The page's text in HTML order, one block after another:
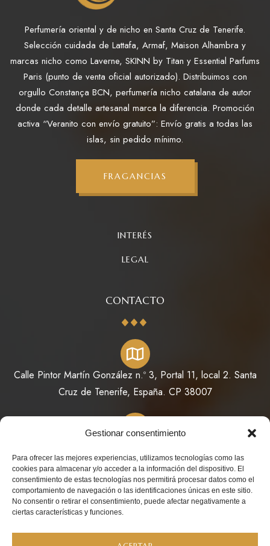
Gestionar consentimiento
Para ofrecer las mejores experiencias, utilizamos tecnologías como las
cookies para almacenar y/o acceder a la información del dispositivo. El
consentimiento de estas tecnologías nos permitirá procesar datos como el
comportamiento de navegación o las identificaciones únicas en este sitio.
No consentir o retirar el consentimiento, puede afectar negativamente a
ciertas características y funciones.
Perfumería oriental y de nicho en Santa Cruz de Tenerife.
Selección cuidada de Lattafa, Armaf, Maison Alhambra y
marcas nicho como Laverne, SKINN by Titan y Essential Parfums
Paris (punto de venta oficial autorizado). Distribuimos con
orgullo Constança BCN, perfumería nicho catalana de autor
donde cada detalle artesanal marca la diferencia. Promoción
activa “Veranito con envío gratuito”: Envío gratis a todas las
islas, sin pedido mínimo.
FRAGANCIAS
INTERÉS
LEGAL
CONTACTO
Calle Pintor Martín González n.º 3, Portal 11, local 2. Santa
Cruz de Tenerife, España. CP 38007
info@perfumesdeoriente.es